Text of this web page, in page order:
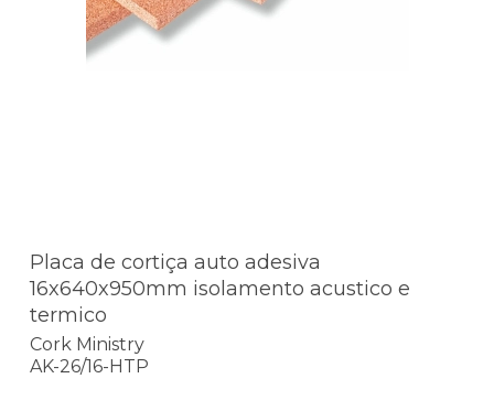
Placa de cortiça auto adesiva
16x640x950mm isolamento acustico e
termico
Cork Ministry
AK-26/16-HTP